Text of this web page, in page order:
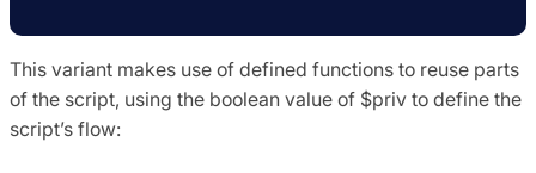
This variant makes use of defined functions to reuse parts
of the script, using the boolean value of $priv to define the
script’s flow: